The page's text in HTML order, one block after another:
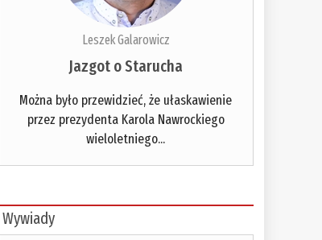
Leszek Galarowicz
Jazgot o Starucha
Można było przewidzieć, że ułaskawienie
przez prezydenta Karola Nawrockiego
wieloletniego...
Wywiady